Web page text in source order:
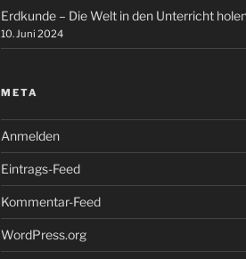
Erdkunde – Die Welt in den Unterricht
10. Juni 2024
META
Anmelden
Eintrags-Feed
Kommentar-Feed
WordPress.org